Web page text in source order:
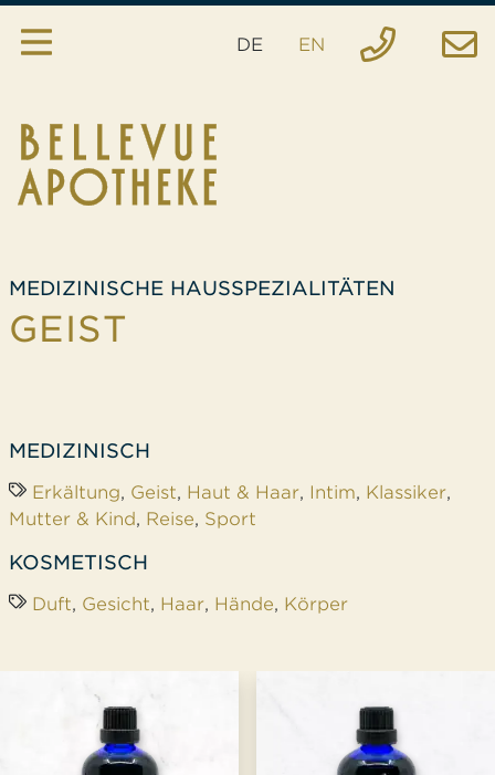
DE
EN
Apotheke
Services
Bestellung
MEDIZINISCHE HAUSSPEZIALITÄTEN
GEIST
MEDIZINISCH
Erkältung, Geist, Haut & Haar, Intim, Klassiker,
Mutter & Kind, Reise, Sport
KOSMETISCH
Duft, Gesicht, Haar, Hände, Körper